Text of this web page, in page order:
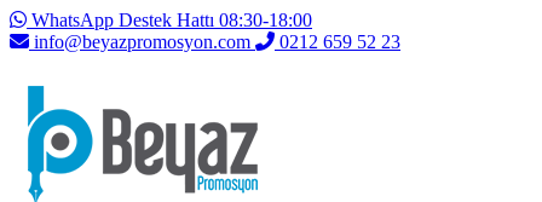
WhatsApp Destek Hattı 08:30-18:00
info@beyazpromosyon.com
0212 659 52 23